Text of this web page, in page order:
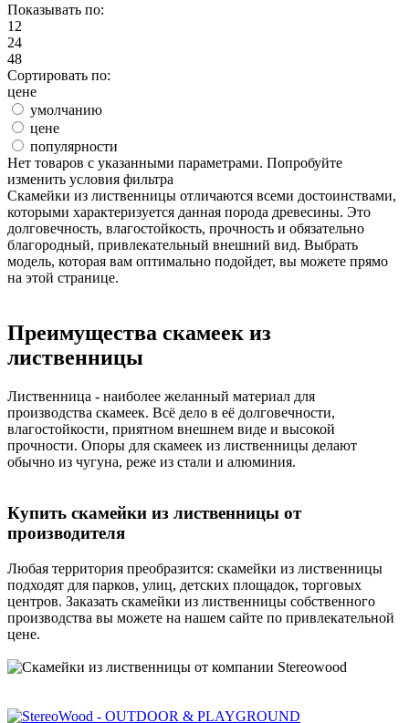
Показывать по:
12
24
48
Сортировать по:
цене
умолчанию
цене
популярности
Нет товаров с указанными параметрами. Попробуйте
изменить условия фильтра
Скамейки из лиственницы отличаются всеми достоинствами,
которыми характеризуется данная порода древесины. Это
долговечность, влагостойкость, прочность и обязательно
благородный, привлекательный внешний вид. Выбрать
модель, которая вам оптимально подойдет, вы можете прямо
на этой странице.
Преимущества скамеек из
лиственницы
Лиственница - наиболее желанный материал для
производства скамеек. Всё дело в её долговечности,
влагостойкости, приятном внешнем виде и высокой
прочности. Опоры для скамеек из лиственницы делают
обычно из чугуна, реже из стали и алюминия.
Купить скамейки из лиственницы от
производителя
Любая территория преобразится: скамейки из лиственницы
подходят для парков, улиц, детских площадок, торговых
центров. Заказать скамейки из лиственницы собственного
производства вы можете на нашем сайте по привлекательной
цене.